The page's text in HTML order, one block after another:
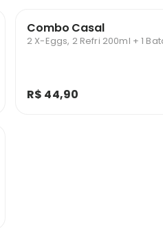
Combo Casal
2 X-Eggs, 2 Refri 200ml + 1
R$ 44,90